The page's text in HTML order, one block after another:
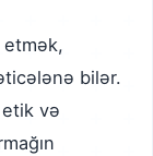
bilər.
və